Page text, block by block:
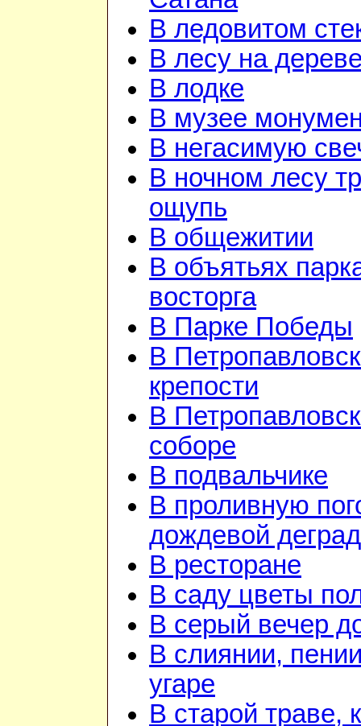
В ледовитом
В лесу на
В лодке
В музее
В негасимую
В ночном лесу
ощупь
В общежитии
В объятьях
восторга
В Парке Победы
В
крепости
В
соборе
В подвальчике
В проливную
дождевой
В ресторане
В саду цветы
В серый вечер
В слиянии,
угаре
В старой траве,